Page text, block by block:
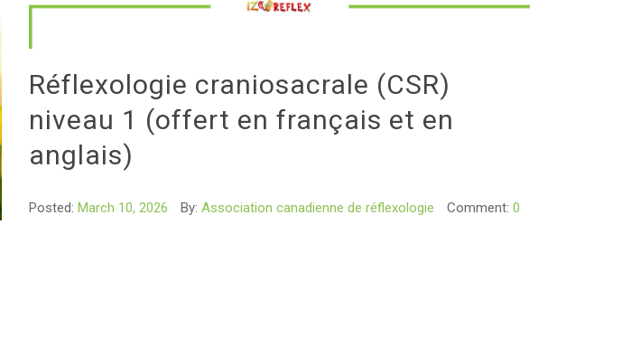
Réflexologie craniosacrale (CSR)
niveau 1 (offert en français et en
anglais)
Posted: March 10, 2026 By: Association canadienne de réflexologie Comment: 0